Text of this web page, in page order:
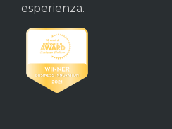
esperienza.